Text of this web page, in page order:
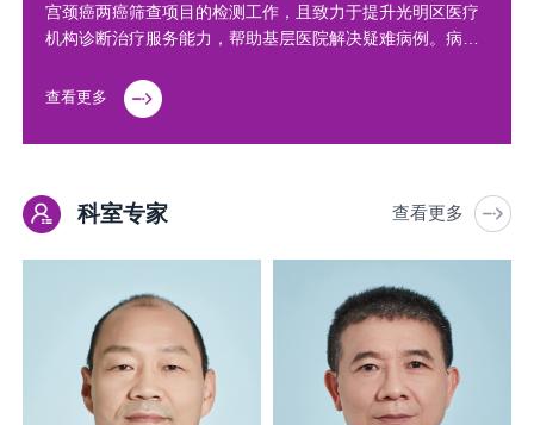
宫颈癌两癌筛查项目的检测工作，且致力于提升光明区医疗
机构诊断治疗服务能力，帮助基层医院解决疑难病例。病理
提供更精确、全面的病理诊断。医疗范围：目前，病理科…
查看更多
科室专家 查看更多